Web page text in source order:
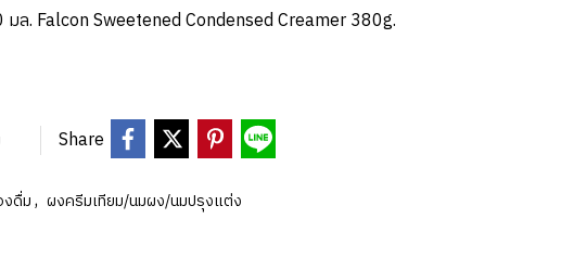
ล. Falcon Sweetened Condensed Creamer 380g.
Share
ดื่ม, ผงครีมเทียม/นมผง/นมปรุงแต่ง